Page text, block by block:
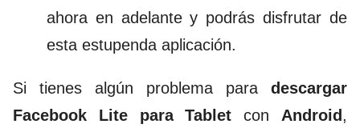
ahora en adelante y podrás disfrutar de
esta estupenda aplicación.
Si tienes algún problema para descargar
Facebook Lite para Tablet con Android ,